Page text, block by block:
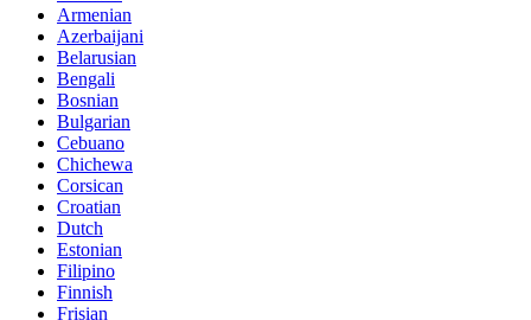
Armenian
Azerbaijani
Belarusian
Bengali
Bosnian
Bulgarian
Cebuano
Chichewa
Corsican
Croatian
Dutch
Estonian
Filipino
Finnish
Frisian